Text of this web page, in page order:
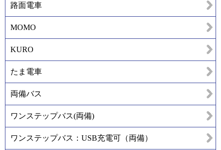
路面電車
MOMO
KURO
たま電車
両備バス
ワンステップバス(両備)
ワンステップバス：USB充電可（両備）